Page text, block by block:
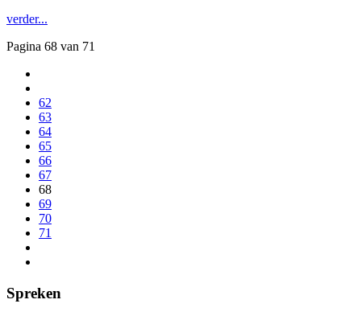
verder...
Pagina 68 van 71
62
63
64
65
66
67
68
69
70
71
Spreken